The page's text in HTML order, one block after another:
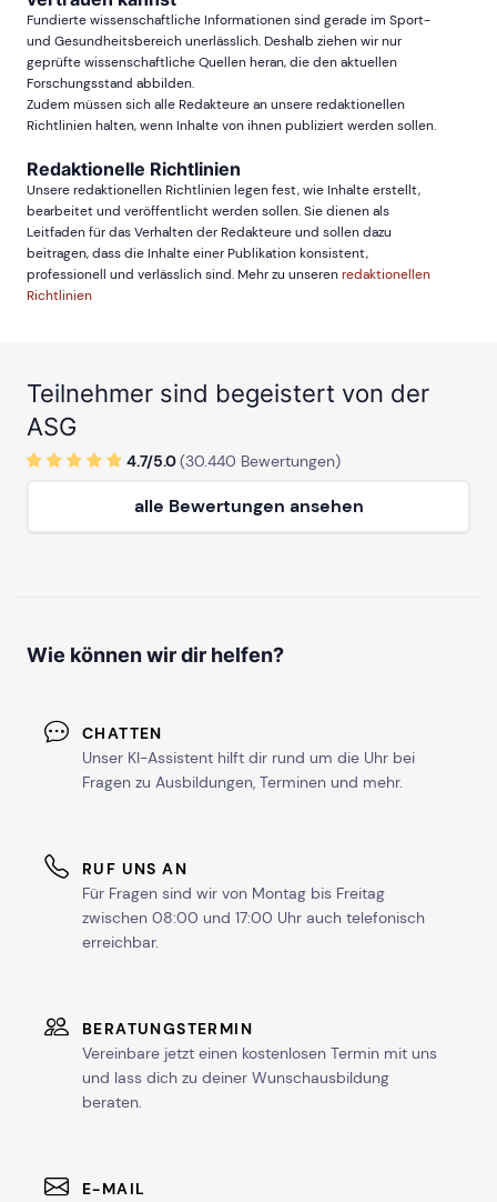
Fundierte wissenschaftliche Informationen sind gerade im Sport-
und Gesundheitsbereich unerlässlich. Deshalb ziehen wir nur
geprüfte wissenschaftliche Quellen heran, die den aktuellen
Forschungsstand abbilden.
Zudem müssen sich alle Redakteure an unsere redaktionellen
Richtlinien halten, wenn Inhalte von ihnen publiziert werden sollen.
Redaktionelle Richtlinien
Unsere redaktionellen Richtlinien legen fest, wie Inhalte erstellt,
bearbeitet und veröffentlicht werden sollen. Sie dienen als
Leitfaden für das Verhalten der Redakteure und sollen dazu
beitragen, dass die Inhalte einer Publikation konsistent,
professionell und verlässlich sind. Mehr zu unserenredaktionellen
Richtlinien
Teilnehmer sind begeistert von der
ASG
4.7/5.0(30.440 Bewertungen)
alle Bewertungen ansehen
Wie können wir dir helfen?
CHATTEN
Unser KI-Assistent hilft dir rund um die Uhr bei
Fragen zu Ausbildungen, Terminen und mehr.
RUF UNS AN
Für Fragen sind wir von Montag bis Freitag
zwischen 08:00 und 17:00 Uhr auch telefonisch
erreichbar.
BERATUNGSTERMIN
Vereinbare jetzt einen kostenlosen Termin mit uns
und lass dich zu deiner Wunschausbildung
beraten.
E-MAIL